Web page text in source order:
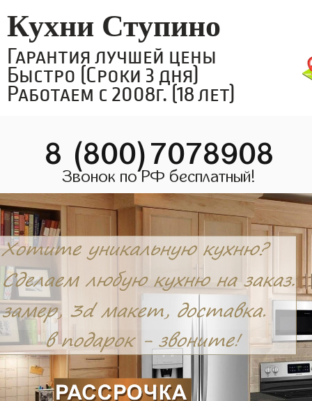
Кухни Ступино
Гарантия лучшей цены
Быстро (Сроки 3 дня)
Работаем с 2008г. (18 лет)
8 (800)7078908
Звонок по РФ бесплатный!